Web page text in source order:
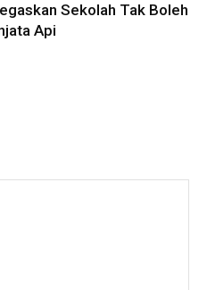
Sekolah Tak Boleh
Api